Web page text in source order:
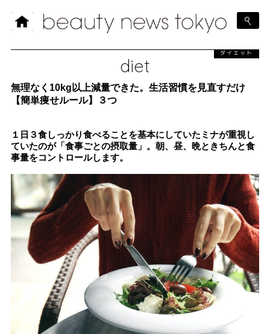
diet
ダイエット
無理なく10kg以上減量できた。生活習慣を見直すだけ
【簡単痩せルール】３つ
１日３食しっかり食べることを基本にしていたミナが重視し
ていたのが「食事ごとの摂取量」。朝、昼、晩ときちんと食
事量をコントロールします。